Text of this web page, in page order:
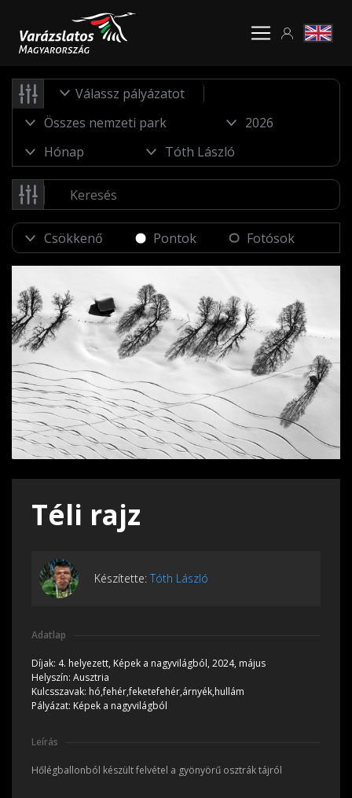
Válassz pályázatot
Pontok Fotósok
Téli rajz
Készítette: Tóth László
Adatlap
Díjak: 4. helyezett, Képek a nagyvilágból, 2024, május
Helyszín: Ausztria
Kulcsszavak: hó,fehér,feketefehér,árnyék,hullám
Pályázat: Képek a nagyvilágból
Leírás
Hőlégballonból készült felvétel a gyönyörű osztrák tájról